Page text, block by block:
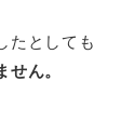
たとしても
ん。